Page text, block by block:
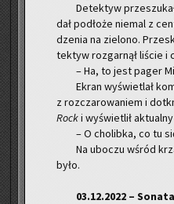
De­tek­tyw
dał pod­ło­że nie­mal z
dze­nia na zie­lo­no.
tek­tyw roz­gar­nął li­ście i
– Ha, to jest pager
Ekran wy­świe­tlał
z roz­cza­ro­wa­niem i
Rocki wy­świe­tlił
– O cho­lib­ka, co tu
Na ubo­czu wśród
było.
03.12.2022 – So­na­ta